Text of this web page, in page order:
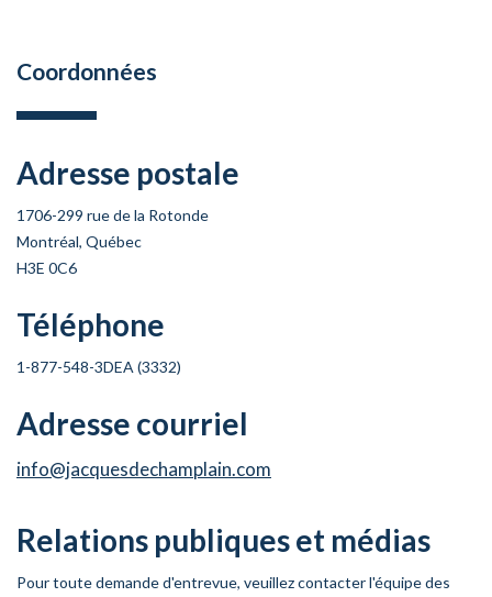
Coordonnées
Adresse postale
1706-299 rue de la Rotonde
Montréal, Québec
H3E 0C6
Téléphone
1-877-548-3DEA (3332)
Adresse courriel
info@jacquesdechamplain.com
Relations publiques et médias
Pour toute demande d'entrevue, veuillez contacter l'équipe des